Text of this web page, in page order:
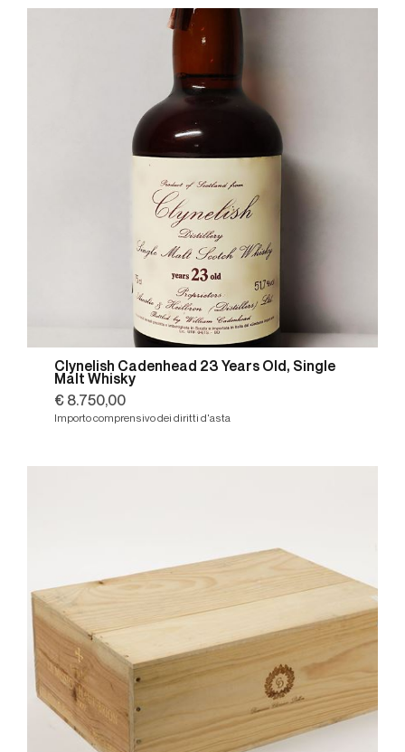
Clynelish Cadenhead 23 Years Old, Single
Malt Whisky
€ 8.750,00
Importo comprensivo dei diritti d'asta